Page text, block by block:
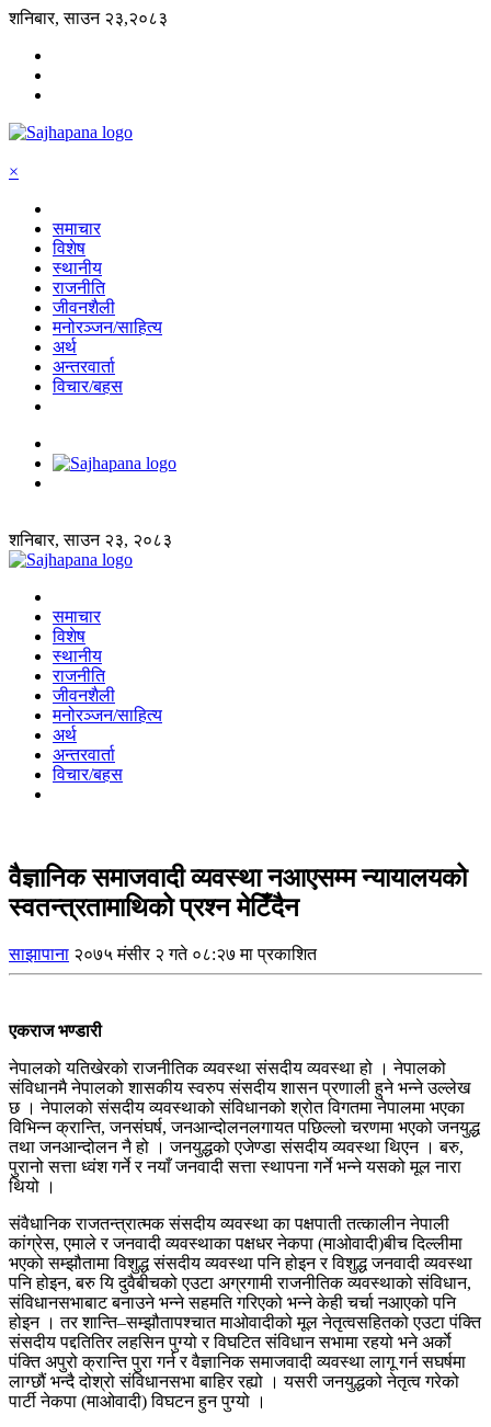
शनिबार, साउन २३,२०८३
×
समाचार
विशेष
स्थानीय
राजनीति
जीवनशैली
मनोरञ्जन/साहित्य
अर्थ
अन्तरवार्ता
विचार/बहस
शनिबार, साउन २३, २०८३
समाचार
विशेष
स्थानीय
राजनीति
जीवनशैली
मनोरञ्जन/साहित्य
अर्थ
अन्तरवार्ता
विचार/बहस
वैज्ञानिक समाजवादी व्यवस्था नआएसम्म न्यायालयको
स्वतन्त्रतामाथिको प्रश्न मेटिँदैन
साझापाना २०७५ मंसीर २ गते ०८:२७ मा प्रकाशित
एकराज भण्डारी
नेपालको यतिखेरको राजनीतिक व्यवस्था संसदीय व्यवस्था हो । नेपालको
संविधानमै नेपालको शासकीय स्वरुप संसदीय शासन प्रणाली हुने भन्ने उल्लेख
छ । नेपालको संसदीय व्यवस्थाको संविधानको श्रोत विगतमा नेपालमा भएका
विभिन्न क्रान्ति, जनसंघर्ष, जनआन्दोलनलगायत पछिल्लो चरणमा भएको जनयुद्ध
तथा जनआन्दोलन नै हो । जनयुद्धको एजेण्डा संसदीय व्यवस्था थिएन । बरु,
पुरानो सत्ता ध्वंश गर्ने र नयाँ जनवादी सत्ता स्थापना गर्ने भन्ने यसको मूल नारा
थियो ।
संवैधानिक राजतन्त्रात्मक संसदीय व्यवस्था का पक्षपाती तत्कालीन नेपाली
कांग्रेस, एमाले र जनवादी व्यवस्थाका पक्षधर नेकपा (माओवादी)बीच दिल्लीमा
भएको सम्झौतामा विशुद्ध संसदीय व्यवस्था पनि होइन र विशुद्ध जनवादी व्यवस्था
पनि होइन, बरु यि दुवैबीचको एउटा अग्रगामी राजनीतिक व्यवस्थाको संविधान,
संविधानसभाबाट बनाउने भन्ने सहमति गरिएको भन्ने केही चर्चा नआएको पनि
होइन । तर शान्ति–सम्झौतापश्चात माओवादीको मूल नेतृत्वसहितको एउटा पंक्ति
संसदीय पद्दतितिर लहसिन पुग्यो र विघटित संविधान सभामा रहयो भने अर्काे
पंक्ति अपुरो क्रान्ति पुरा गर्न र वैज्ञानिक समाजवादी व्यवस्था लागू गर्न सघर्षमा
लाग्छौं भन्दै दोश्रो संविधानसभा बाहिर रह्यो । यसरी जनयुद्धको नेतृत्व गरेको
पार्टी नेकपा (माओवादी) विघटन हुन पुग्यो ।